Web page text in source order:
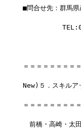
■問合せ先：群馬
TEL:027-
＝＝＝＝＝＝＝＝
New)５．スキルア
＝＝＝＝＝＝＝＝
前橋・高崎・太